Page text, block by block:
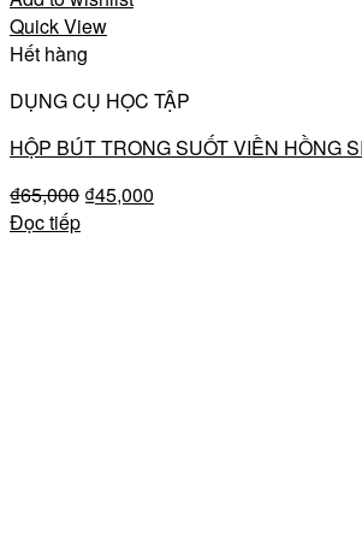
Quick View
Hết hàng
DỤNG CỤ HỌC TẬP
HỘP BÚT TRONG SUỐT VIỀN HỒNG
₫65,000 ₫45,000
Đọc tiếp